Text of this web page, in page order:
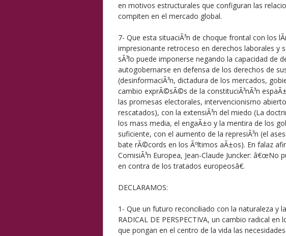
en motivos estructurales que configuran las
compiten en el mercado global.
7- Que esta situaciÃ³n de choque frontal con los
impresionante retroceso en derechos laborales y
sÃ³lo puede imponerse negando la capacidad de
autogobernarse en defensa de los derechos de
(desinformaciÃ³n, dictadura de los mercados,
cambio exprÃ©sÃ©s de la constituciÃ³nÃ³n
las promesas electorales, intervencionismo
rescatados), con la extensiÃ³n del miedo (La
los mass media, el engaÃ±o y la mentira de los
suficiente, con el aumento de la represiÃ³n (el
bate rÃ©cords en los Ãºltimos aÃ±os). En falaz
ComisiÃ³n Europea, Jean-Claude Juncker: â€œNo
en contra de los tratados europeosâ€.
DECLARAMOS:
1- Que un futuro reconciliado con la naturaleza y
RADICAL DE PERSPECTIVA, un cambio radical
que pongan en el centro de la vida las